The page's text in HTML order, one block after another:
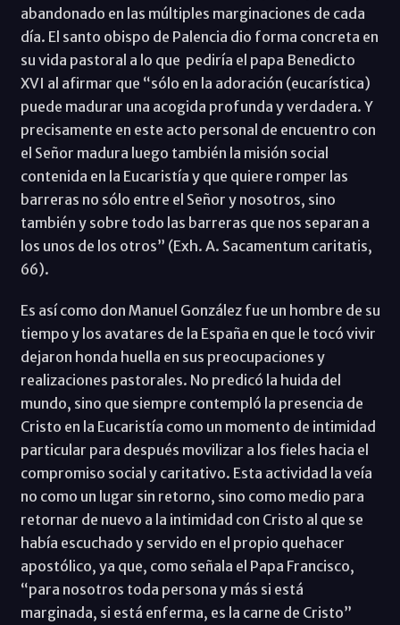
abandonado en las múltiples marginaciones de cada
día. El santo obispo de Palencia dio forma concreta en
su vida pastoral a lo que pediría el papa Benedicto
XVI al afirmar que “sólo en la adoración (eucarística)
puede madurar una acogida profunda y verdadera. Y
precisamente en este acto personal de encuentro con
el Señor madura luego también la misión social
contenida en la Eucaristía y que quiere romper las
barreras no sólo entre el Señor y nosotros, sino
también y sobre todo las barreras que nos separan a
los unos de los otros” (Exh. A. Sacamentum caritatis,
66).
Es así como don Manuel González fue un hombre de su
tiempo y los avatares de la España en que le tocó vivir
dejaron honda huella en sus preocupaciones y
realizaciones pastorales. No predicó la huida del
mundo, sino que siempre contempló la presencia de
Cristo en la Eucaristía como un momento de intimidad
particular para después movilizar a los fieles hacia el
compromiso social y caritativo. Esta actividad la veía
no como un lugar sin retorno, sino como medio para
retornar de nuevo a la intimidad con Cristo al que se
había escuchado y servido en el propio quehacer
apostólico, ya que, como señala el Papa Francisco,
“para nosotros toda persona y más si está
marginada, si está enferma, es la carne de Cristo”